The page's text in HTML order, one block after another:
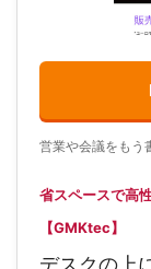
営業や会議をもう
省スペースで高
【GMKtec】
デスクの上